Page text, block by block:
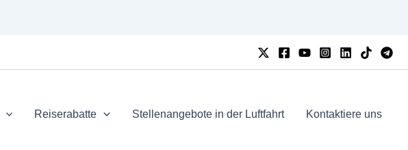
Reiserabatte Stellenangebote in der Luftfahrt Kontaktiere uns